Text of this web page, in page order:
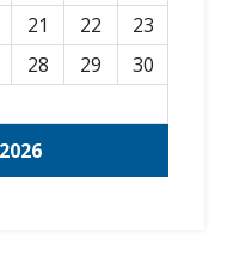
21 22
23
28 29
30